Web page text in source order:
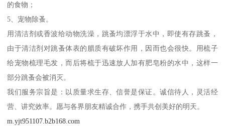
的食物；
5、宠物除蚤。
用清洁剂或香波给动物洗澡，跳蚤均漂浮于水中，即使有存跳蚤，
由于清洁剂对跳蚤体表的腊质有破坏作用，因而也会很快。用梳子
给宠物梳理毛发，而后将梳于迅速放人加有肥皂粉的水中，这样一
部分跳蚤会被消灭。
我们服务宗旨是：以质量求生存、信誉是保证。诚信待人，灵活经
营、讲究效率。愿与各界朋友精诚合作，携手共创美好的明天。
m.yjt951107.b2b168.com